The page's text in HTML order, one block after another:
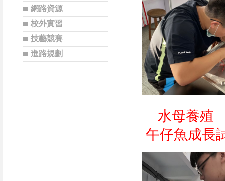
網路資源
校外實習
技藝競賽
進路規劃
水母養殖
午仔魚成長